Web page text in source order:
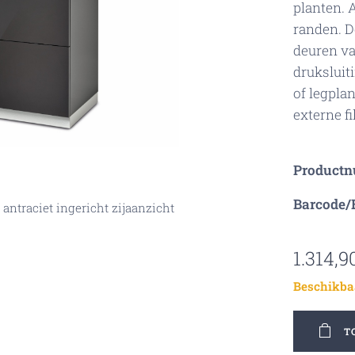
ingericht zijaanzicht
ingericht vooraanzicht
200 antraciet zijaanzicht
antraciet vooraanzicht
planten.
randen.
deuren
of
externe
Barcode/